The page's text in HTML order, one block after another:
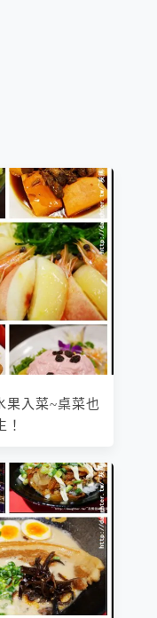
果入菜~桌菜也
！